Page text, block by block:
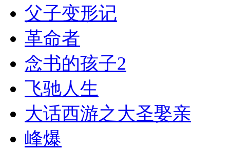
父子变形记
革命者
念书的孩子2
飞驰人生
大话西游之大圣娶亲
峰爆